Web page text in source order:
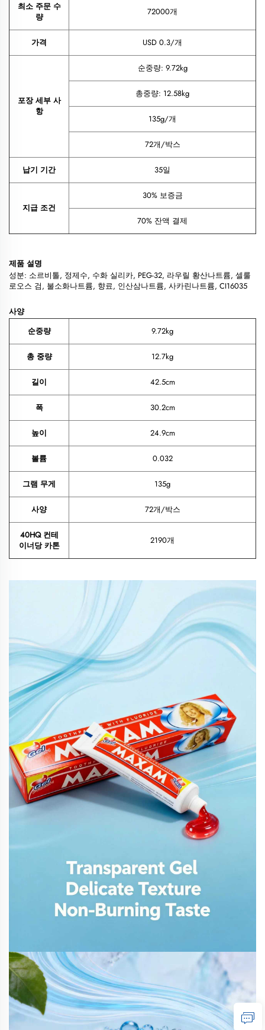
최소 주문 수
량
72000개
가격 USD 0.3/개
포장 세부 사
항
순중량: 9.72kg
총중량: 12.58kg
135g/개
72개/박스
납기 기간 35일
지급 조건
30% 보증금
70% 잔액 결제
제품 설명
성분: 소르비톨, 정제수, 수화 실리카, PEG-32, 라우릴 황산나트륨, 셀룰
로오스 검, 불소화나트륨, 향료, 인산삼나트륨, 사카린나트륨, CI16035
사양
순중량
9.72kg
총 중량 12.7kg
길이 42.5cm
폭 30.2cm
높이 24.9cm
볼륨 0.032
그램 무게 135g
사양 72개/박스
40HQ 컨테
이너당 카톤
2190개